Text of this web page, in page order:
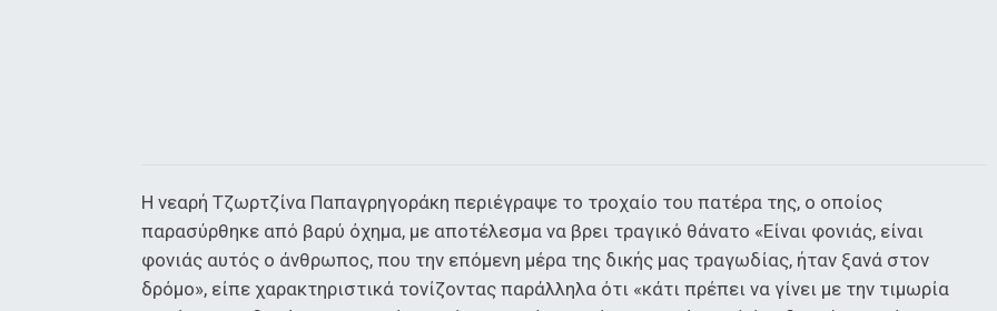
Η νεαρή Τζωρτζίνα Παπαγρηγοράκη περιέγραψε το τροχαίο του πατέρα της, ο οποίος
παρασύρθηκε από βαρύ όχημα, με αποτέλεσμα να βρει τραγικό θάνατο «Είναι φονιάς, είναι
φονιάς αυτός ο άνθρωπος, που την επόμενη μέρα της δικής μας τραγωδίας, ήταν ξανά στον
δρόμο», είπε χαρακτηριστικά τονίζοντας παράλληλα ότι «κάτι πρέπει να γίνει με την τιμωρία